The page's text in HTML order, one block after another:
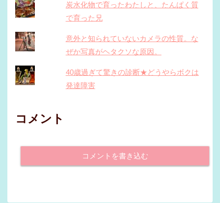
炭水化物で育ったわたしと、たんぱく質
で育った兄
意外と知られていないカメラの性質。な
ぜか写真がヘタクソな原因。
40歳過ぎて驚きの診断★どうやらボクは
発達障害
コメント
コメントを書き込む